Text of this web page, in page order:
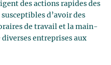
des actions rapides des
d’avoir des
de travail et la main-
entreprises aux